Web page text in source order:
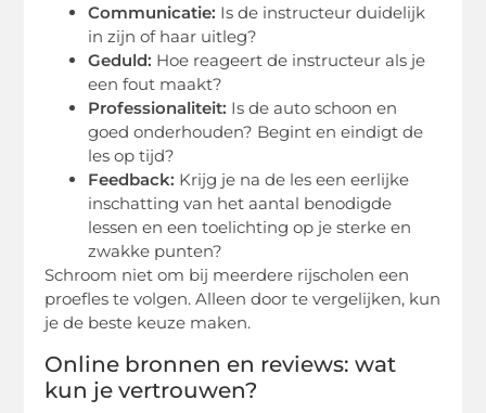
Communicatie: Is de instructeur duidelijk
in zijn of haar uitleg?
Geduld: Hoe reageert de instructeur als je
een fout maakt?
Professionaliteit: Is de auto schoon en
goed onderhouden? Begint en eindigt de
les op tijd?
Feedback: Krijg je na de les een eerlijke
inschatting van het aantal benodigde
lessen en een toelichting op je sterke en
zwakke punten?
Schroom niet om bij meerdere rijscholen een
proefles te volgen. Alleen door te vergelijken, kun
je de beste keuze maken.
Online bronnen en reviews: wat
kun je vertrouwen?